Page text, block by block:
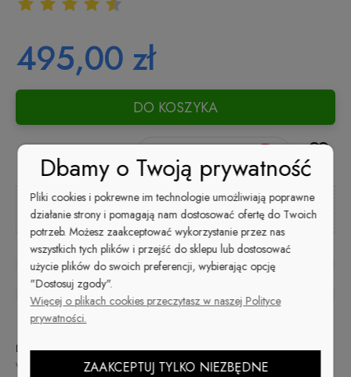
495,00 zł
DO KOSZYKA
Kup i zapłać później
zapytaj o produkt
poleć znajomemu
Dostępność: na
wyczerpaniu
Wysyłka w: 48
godzin
Dostawa: Darmowa
Cena nie zawiera ewentualnych kosztów płatności
sprawdź formy dostawy
Dbamy o Twoją prywatność
Pliki cookies i pokrewne im technologie umożliwiają poprawne
działanie strony i pomagają nam dostosować ofertę do Twoich
potrzeb. Możesz zaakceptować wykorzystanie przez nas
wszystkich tych plików i przejść do sklepu lub dostosować
użycie plików do swoich preferencji, wybierając opcję
"Dostosuj zgody".
Więcej o plikach cookies przeczytasz w naszej Polityce
prywatności.
ZAAKCEPTUJ TYLKO NIEZBĘDNE